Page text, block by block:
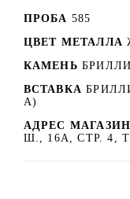
ПРОБА 585
ЦВЕТ МЕТАЛЛА
КАМЕНЬ
ВСТАВКА
А)
АДРЕС
Ш., 16А, СТР. 4,